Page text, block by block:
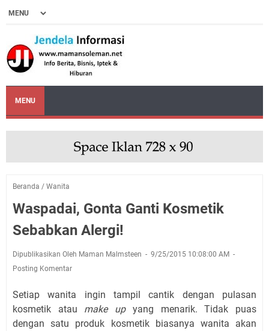
MENU
Beranda / Wanita
Waspadai, Gonta Ganti Kosmetik
Sebabkan Alergi!
Dipublikasikan Oleh Maman Malmsteen
9/25/2015 10:08:00 AM
Posting Komentar
Setiap wanita ingin tampil cantik dengan pulasan
kosmetik atau make upyang menarik. Tidak puas
dengan satu produk kosmetik biasanya wanita akan